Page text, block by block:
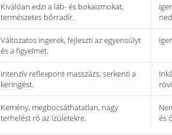
Kiválóan edzi a láb- és bokaizmokat,
természetes bőrradír.
Változatos ingerek, fejleszti az egyensúlyt
és a figyelmet.
Intenzív reflexpont-masszázs, serkenti a
keringést.
Kemény, megbocsáthatatlan, nagy
terhelést ró az ízületekre.
és